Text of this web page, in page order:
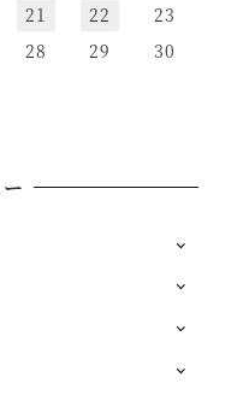
21 22
23
28 29
30